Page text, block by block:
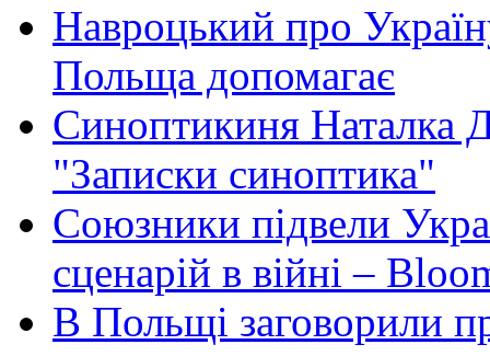
Навроцький про
Польща допомагає
Синоптикиня Наталка
"Записки синоптика"
Союзники підвели
сценарій в війні –
В Польщі заговорили